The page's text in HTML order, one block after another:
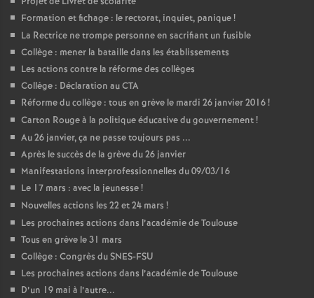
Formation et fichage : le rectorat, inquiet, panique!
La Rectrice ne trompe personne en sacrifiant un fusible
Collège : mener la bataille dans les établissements
Les actions contre la réforme des collèges
Collège : Déclaration au CTA
Réforme du collège : tous en grève le mardi 26 janvier 2016!
Carton Rouge à la politique éducative du gouvernement!
Au 26 janvier, ça ne passe toujours pas ...
Après le succès de la grève du 26 janvier
Manifestations interprofessionnelles du 09/03/16
Le 17 mars : avec la jeunesse!
Nouvelles actions les 22 et 24 mars !
Les prochaines actions dans l’académie de Toulouse
Tous en grève le 31 mars
Collège : Congrès du SNES-FSU
Les prochaines actions dans l’académie de Toulouse
D’un 19 mai à l’autre...